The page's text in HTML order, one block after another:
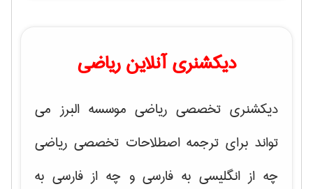
دیکشنری آنلاین ریاضی
دیکشنری تخصصی ریاضی موسسه البرز می
تواند برای ترجمه اصطلاحات تخصصی ریاضی
چه از انگلیسی به فارسی و چه از فارسی به